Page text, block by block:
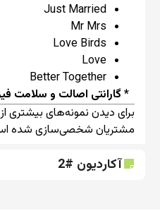
Just Married
Mr Mrs
Love Birds
Love
Better Together
* گارانتی اصالت و سلامت
برای دیدن نمونه‌های بیشتری
مشتریان شخصی‌سازی شده
آکاردیون #2